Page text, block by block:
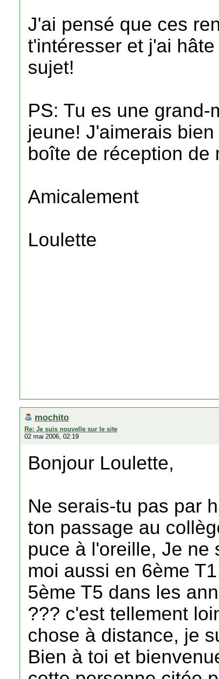
J'ai pensé que ces
t'intéresser et j'ai
sujet!
PS: Tu es une
jeune! J'aimerais
boîte de réception de
Amicalement
Loulette
mochito
Re: Je suis nouvelle sur le site
02 mai 2006, 02:19
Bonjour Loulette,
Ne serais-tu pas par
ton passage au
puce à l'oreille, Je ne
moi aussi en 6ème
5ème T5 dans les
??? c'est tellement
chose à distance, je
Bien à toi et